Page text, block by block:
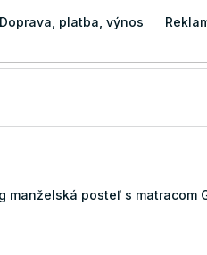
Doprava, platba, výnos
manželská posteľ s matracom